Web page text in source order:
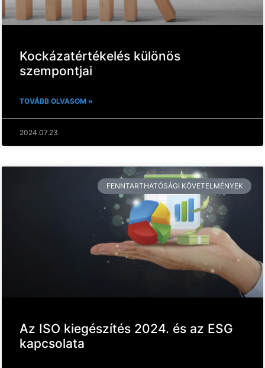
Kockázatértékelés különös
szempontjai
TOVÁBB OLVASOM »
2024.07.23.
FENNTARTHATÓSÁGI KÖVETELMÉNYEK
Az ISO kiegészítés 2024. és az ESG
kapcsolata